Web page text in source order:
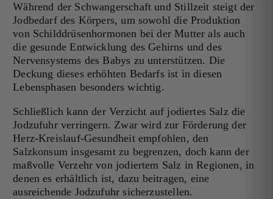
Während der Schwangerschaft und Stillzeit steigt der
Jodbedarf des Körpers, um sowohl die Produktion
von Schilddrüsenhormonen bei der Mutter als auch
die gesunde Entwicklung des Gehirns und des
Nervensystems des Babys zu unterstützen. Die
Deckung dieses erhöhten Bedarfs ist in diesen
Lebensphasen besonders wichtig.
Schließlich kann der Verzicht auf jodiertes Salz die
Jodzufuhr verringern. Zwar wird zur Förderung der
Herz-Kreislauf-Gesundheit empfohlen, den
Salzkonsum insgesamt zu begrenzen, doch kann der
maßvolle Verzehr von jodiertem Salz in Regionen, in
denen es erhältlich ist, dazu beitragen, eine
ausreichende Jodzufuhr sicherzustellen.